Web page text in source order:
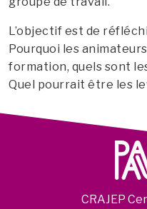
L’objectif est de
Pourquoi les
formation, quels sont
Quel pourrait être les
CRAJEP